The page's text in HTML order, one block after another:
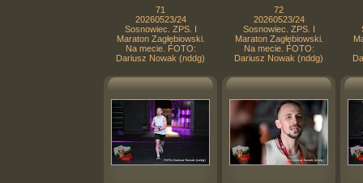
71
20260523/24
Sosnowiec. ZPS. I
Maraton Zagłębiowski.
Na mecie. FOTO:
Dariusz Nowak (nddg)
72
20260523/24
Sosnowiec. ZPS. I
Maraton Zagłębiowski.
Na mecie. FOTO:
Dariusz Nowak (nddg)